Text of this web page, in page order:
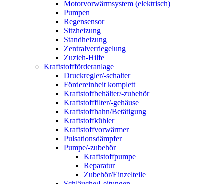
Motorvorwärmsystem (elektrisch)
Pumpen
Regensensor
Sitzheizung
Standheizung
Zentralverriegelung
Zuzieh-Hilfe
Kraftstoffförderanlage
Druckregler/-schalter
Fördereinheit komplett
Kraftstoffbehälter/-zubehör
Kraftstofffilter/-gehäuse
Kraftstoffhahn/Betätigung
Kraftstoffkühler
Kraftstoffvorwärmer
Pulsationsdämpfer
Pumpe/-zubehör
Kraftstoffpumpe
Reparatur
Zubehör/Einzelteile